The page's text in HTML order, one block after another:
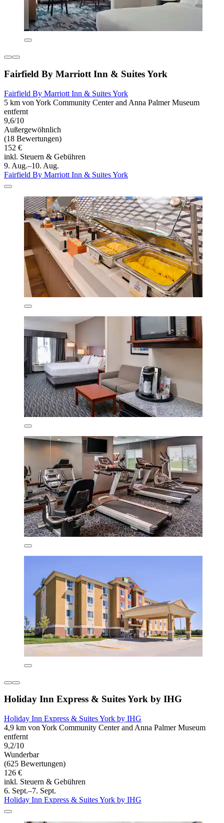
Fairfield By Marriott Inn & Suites York
Fairfield By Marriott Inn & Suites York
5 km von York Community Center and Anna Palmer Museum
entfernt
9,6/10
Außergewöhnlich
(18 Bewertungen)
152 €
inkl. Steuern & Gebühren
9. Aug.–10. Aug.
Fairfield By Marriott Inn & Suites York
Holiday Inn Express & Suites York by IHG
Holiday Inn Express & Suites York by IHG
4,9 km von York Community Center and Anna Palmer Museum
entfernt
9,2/10
Wunderbar
(625 Bewertungen)
126 €
inkl. Steuern & Gebühren
6. Sept.–7. Sept.
Holiday Inn Express & Suites York by IHG